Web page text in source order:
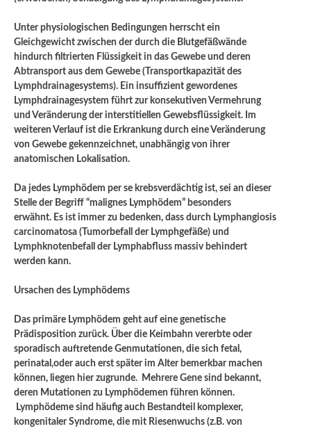
Unter physiologischen Bedingungen herrscht ein
Gleichgewicht zwischen der durch die Blutgefäßwände
hindurch filtrierten Flüssigkeit in das Gewebe und deren
Abtransport aus dem Gewebe (Transportkapazität des
Lymphdrainagesystems). Ein insuffizient gewordenes
Lymphdrainagesystem führt zur konsekutiven Vermehrung
und Veränderung der interstitiellen Gewebsflüssigkeit. Im
weiteren Verlauf ist die Erkrankung durch eine Veränderung
von Gewebe gekennzeichnet, unabhängig von ihrer
anatomischen Lokalisation.
Da jedes Lymphödem per se krebsverdächtig ist, sei an dieser
Stelle der Begriff “malignes Lymphödem” besonders
erwähnt. Es ist immer zu bedenken, dass durch Lymphangiosis
carcinomatosa (Tumorbefall der Lymphgefäße) und
Lymphknotenbefall der Lymphabfluss massiv behindert
werden kann.
Ursachen des Lymphödems
Das primäre Lymphödem geht auf eine genetische
Prädisposition zurück. Über die Keimbahn vererbte oder
sporadisch auftretende Genmutationen, die sich fetal,
perinatal,oder auch erst später im Alter bemerkbar machen
können, liegen hier zugrunde. Mehrere Gene sind bekannt,
deren Mutationen zu Lymphödemen führen können.
Lymphödeme sind häufig auch Bestandteil komplexer,
kongenitaler Syndrome, die mit Riesenwuchs (z.B. von